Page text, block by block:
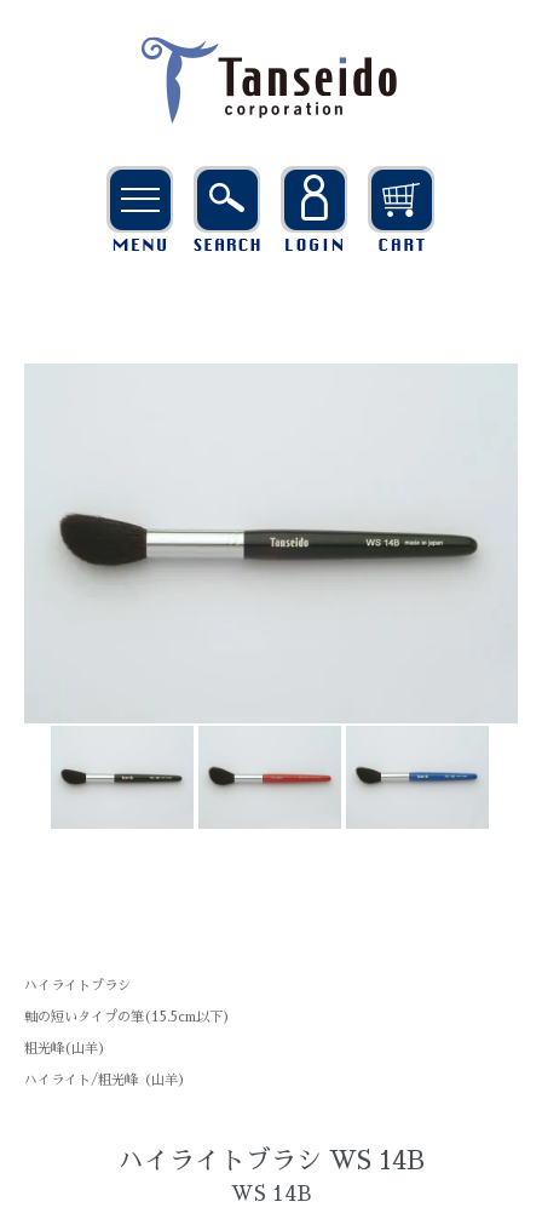
ハイライトブラシ
軸の短いタイプの筆(15.5cm以下)
粗光峰(山羊)
ハイライト/粗光峰（山羊）
ハイライトブラシ WS 14B
WS 14B